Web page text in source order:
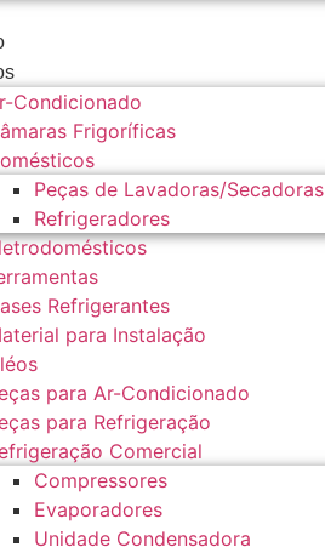
Condicionado
Frigoríficas
Peças de Lavadoras/Secadoras
Refrigeradores
Refrigerantes
para Instalação
para Ar-Condicionado
para Refrigeração
Comercial
Compressores
Evaporadores
Unidade Condensadora